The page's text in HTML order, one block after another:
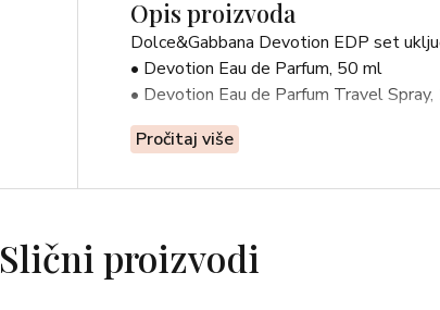
Opis proizvoda
Dolce&Gabbana Devotion EDP set
• Devotion Eau de Parfum, 50 ml
• Devotion Eau de Parfum Travel
Pročitaj više
Slični proizvodi